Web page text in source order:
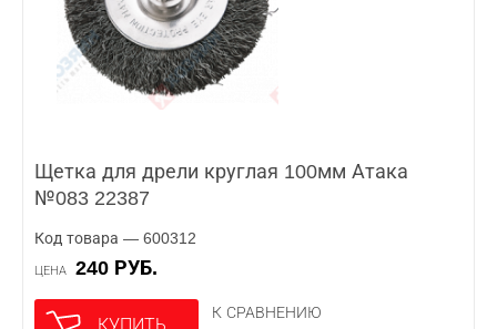
Щетка для дрели круглая 100мм Атака
№083 22387
Код товара — 600312
ЦЕНА 240 РУБ.
КУПИТЬ
К СРАВНЕНИЮ